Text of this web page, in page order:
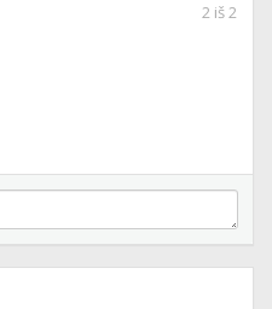
2 iš2